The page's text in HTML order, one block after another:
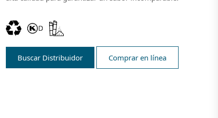
Buscar Distribuidor Comprar en línea